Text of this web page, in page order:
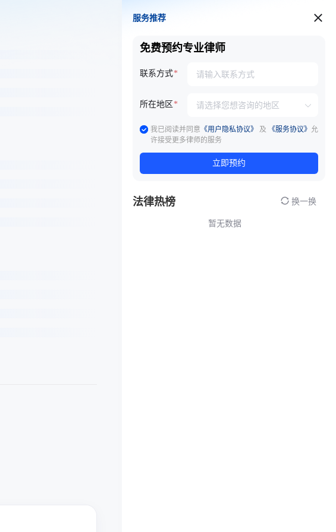
服务推荐
服务推荐
免费预约专业律师
联系方式
所在地区
我已阅读并同意 《用户隐私协议》 及 《服务协议》 允
许接受更多律师的服务
立即预约
法律热榜 换一换
暂无数据